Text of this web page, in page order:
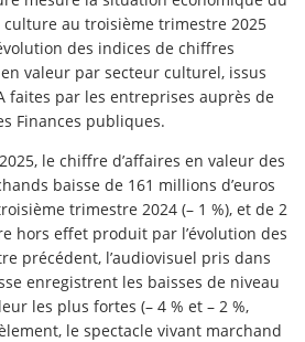
au troisième trimestre 2025
des indices de chiffres
valeur par secteur culturel, issus
faites par les entreprises auprès de
Finances publiques.
le chiffre d’affaires en valeur des
baisse de 161 millions d’euros
trimestre 2024 (– 1 %), et de 2
hors effet produit par l’évolution des
précédent, l’audiovisuel pris dans
enregistrent les baisses de niveau
les plus fortes (– 4 % et – 2 %,
le spectacle vivant marchand